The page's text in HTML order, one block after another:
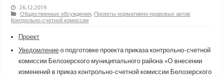
26.12.2019
Общественные обсуждения, Проекты нормативно-правовых актов
Контрольно-счетной комиссии
Проект
Уведомление о подготовке проекта приказа контрольно-счетной
комиссии Белозерского муниципального района «О внесении
изменений в приказ контрольно-счетной комиссии Белозерского